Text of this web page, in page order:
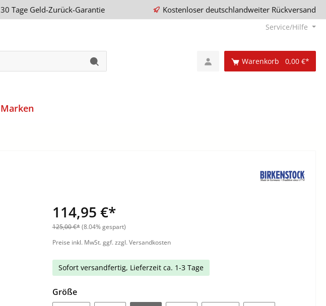
30 Tage Geld-Zurück-Garantie Kostenloser deutschlandweiter Rückversand
Service/Hilfe
Warenkorb 0,00 €*
Marken
114,95 €*
125,00 €* (8.04% gespart)
Preise inkl. MwSt. ggf. zzgl. Versandkosten
Sofort versandfertig, Lieferzeit ca. 1-3 Tage
Größe